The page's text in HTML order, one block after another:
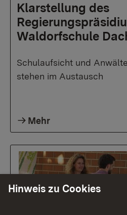
Klarstellung des
Waldorfschule
Schulaufsicht und
stehen im Austausch
Mehr
Hinweis zu Cookies